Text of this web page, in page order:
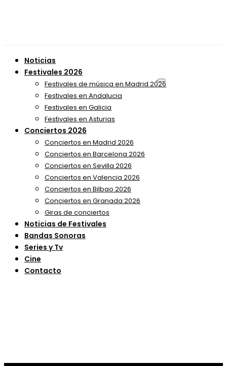
Noticias
Festivales 2026
Festivales de música en Madrid 2026
Festivales en Andalucia
Festivales en Galicia
Festivales en Asturias
Conciertos 2026
Conciertos en Madrid 2026
Conciertos en Barcelona 2026
Conciertos en Sevilla 2026
Conciertos en Valencia 2026
Conciertos en Bilbao 2026
Conciertos en Granada 2026
Giras de conciertos
Noticias de Festivales
Bandas Sonoras
Series y Tv
Cine
Contacto